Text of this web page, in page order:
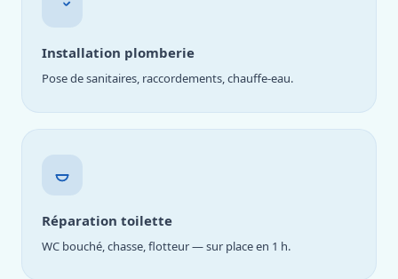
Installation plomberie
Pose de sanitaires, raccordements, chauffe-eau.
Réparation toilette
WC bouché, chasse, flotteur — sur place en 1 h.